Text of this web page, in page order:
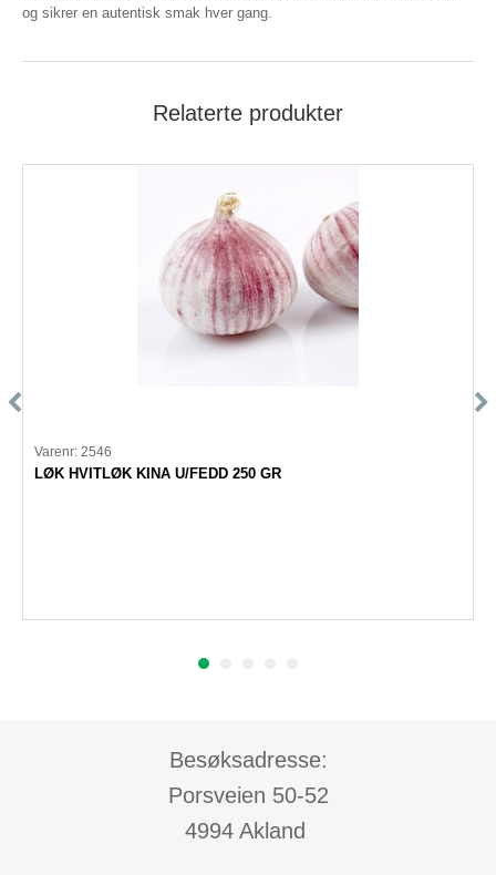
og sikrer en autentisk smak hver gang.
Relaterte produkter
Varenr: 2546
LØK HVITLØK KINA U/FEDD 250 GR
Besøksadresse:
Porsveien 50-52
4994 Akland